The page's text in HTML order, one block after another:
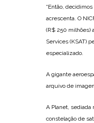
“Então,
acrescenta. O
(R$ 250 milhões)
Services (KSAT)
especializado.
A gigante
arquivo de
A Planet, sediada
constelação de